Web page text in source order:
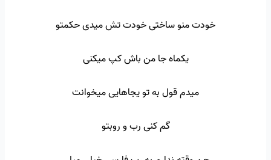
خودت منو ساختی خودت تش میدی حکمتو
یکماه جا من باش کپ میکنی
میدم قول به تو یجاهایی میخوانت
گم کنی رب و روبتو